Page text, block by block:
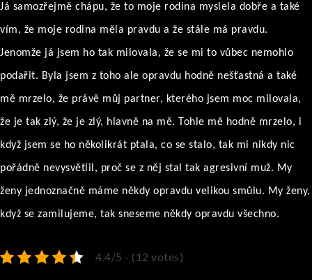
Já samozřejmě chápu, že to moje rodina myslela dobře a také
vím, že moje rodina měla pravdu a že stále má pravdu.
Jenomže já jsem ho tak milovala, že se mi to vůbec nemohlo
podařit. Byla jsem z toho ale opravdu hodně nešťastná a také
mě mrzelo, že právě můj partner, kterého jsem moc milovala,
že je tak zlý, že je zlý, hlavně na mě. Tohle mě hodně mrzelo, i
když jsem se ho několikrát ptala, co se stalo, tak mi nikdy nic
pořádně nevysvětlil, proč se z něj stal tak agresivní muž. My
ženy jednoznačně máme někdy opravdu velikou smůlu. My ženy,
když se zamilujeme, tak sneseme někdy opravdu všechno.
4.4/5 - (12 votes)